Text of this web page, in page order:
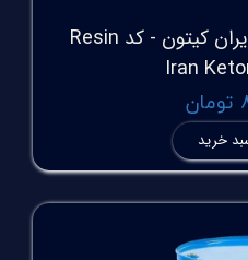
رزین پلی استر غیر اشباع ایران کیتون - کد Resin
Iran
خرید